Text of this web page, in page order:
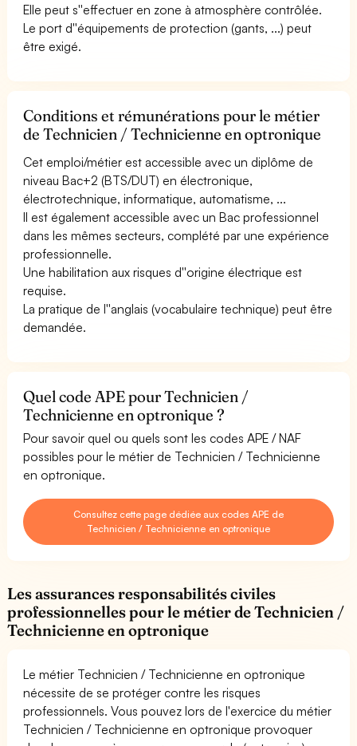
Elle peut s''effectuer en zone à atmosphère contrôlée.
Le port d''équipements de protection (gants, ...) peut
être exigé.
Conditions et rémunérations pour le métier
de Technicien / Technicienne en optronique
Cet emploi/métier est accessible avec un diplôme de
niveau Bac+2 (BTS/DUT) en électronique,
électrotechnique, informatique, automatisme, ...
Il est également accessible avec un Bac professionnel
dans les mêmes secteurs, complété par une expérience
professionnelle.
Une habilitation aux risques d''origine électrique est
requise.
La pratique de l''anglais (vocabulaire technique) peut être
demandée.
Quel code APE pour Technicien /
Technicienne en optronique ?
Pour savoir quel ou quels sont les codes APE / NAF
possibles pour le métier de Technicien / Technicienne
en optronique.
Consultez cette page dédiée aux codes APE de
Technicien / Technicienne en optronique
Les assurances responsabilités civiles
professionnelles pour le métier de Technicien /
Technicienne en optronique
Le métier Technicien / Technicienne en optronique
nécessite de se protéger contre les risques
professionnels. Vous pouvez lors de l'exercice du métier
Technicien / Technicienne en optronique provoquer